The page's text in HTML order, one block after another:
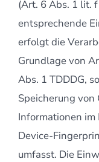
(Art. 6 Abs. 1 lit.
entsprechende
erfolgt die
Grundlage von
Abs. 1 TDDDG,
Speicherung von
Informationen im
Device-
umfasst. Die